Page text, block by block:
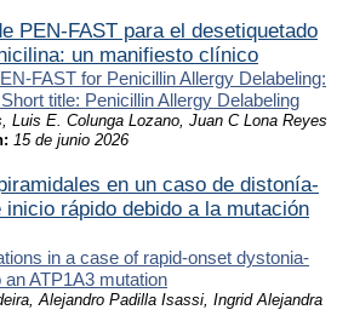
PEN-FAST para el desetiquetado
un manifiesto clínico
FAST for Penicillin Allergy Delabeling:
title: Penicillin Allergy Delabeling
Luis E. Colunga Lozano, Juan C Lona Reyes
15 de junio 2026
en un caso de distonía-
rápido debido a la mutación
in a case of rapid-onset dystonia-
ATP1A3 mutation
Alejandro Padilla Isassi, Ingrid Alejandra